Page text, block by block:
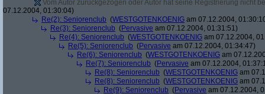
Vom Autor zurückgezogen oder Autor hat seine Registrierung nicht
07.12.2004, 01:30:04)
Re(2): Seniorenclub (WESTGOTENKOENIG am 07.12.2004,
Re(3): Seniorenclub (Pervasive am 07.12.2004, 01:31:51)
Re(4): Seniorenclub (WESTGOTENKOENIG am 07.12.2004,
Re(5): Seniorenclub (Pervasive am 07.12.2004, 01:34:47)
Re(6): Seniorenclub (WESTGOTENKOENIG am
Re(7): Seniorenclub (Pervasive am 07.12.2004,
Re(8): Seniorenclub (WESTGOTENKOENIG am
Re(8): Seniorenclub (WESTGOTENKOENIG am
Re(9): Seniorenclub (Pervasive am 07.12.2004,